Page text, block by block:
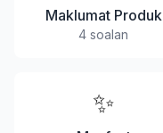
Maklumat Produk
4 soalan
✨